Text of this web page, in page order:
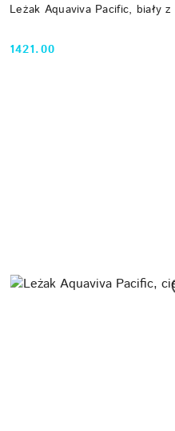
Leżak Aquaviva Pacific, biały
Cena:
1421.00